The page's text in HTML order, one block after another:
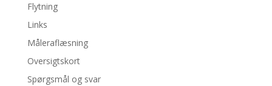
Flytning
Links
Måleraflæsning
Oversigtskort
Spørgsmål og svar